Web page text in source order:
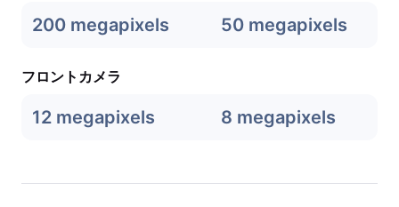
200 megapixels 50 megapixels
フロントカメラ
12 megapixels 8 megapixels